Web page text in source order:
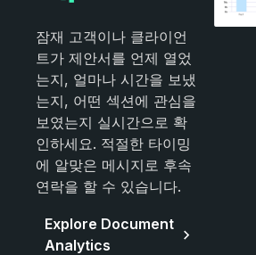
잠재 고객이나 클라이언
트가 제안서를 언제 열었
는지, 얼마나 시간을 보냈
는지, 어떤 섹션에 관심을
보였는지 실시간으로 확
인하세요. 적절한 타이밍
에 알맞은 메시지로 후속
연락을 할 수 있습니다.
Explore Document
Analytics